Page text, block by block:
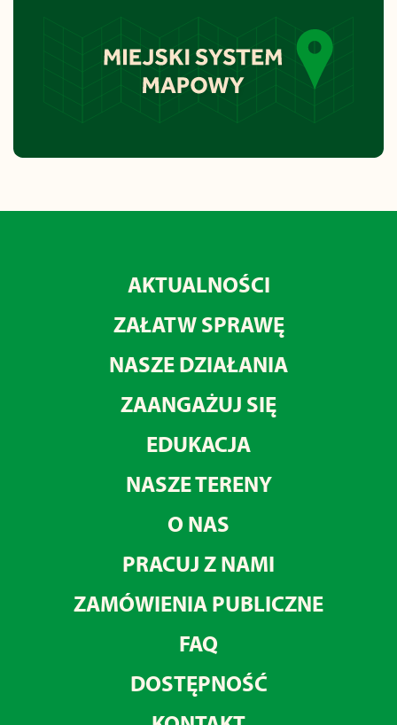
AKTUALNOŚCI
ZAŁATW SPRAWĘ
NASZE DZIAŁANIA
ZAANGAŻUJ SIĘ
EDUKACJA
NASZE TERENY
O NAS
PRACUJ Z NAMI
ZAMÓWIENIA PUBLICZNE
FAQ
DOSTĘPNOŚĆ